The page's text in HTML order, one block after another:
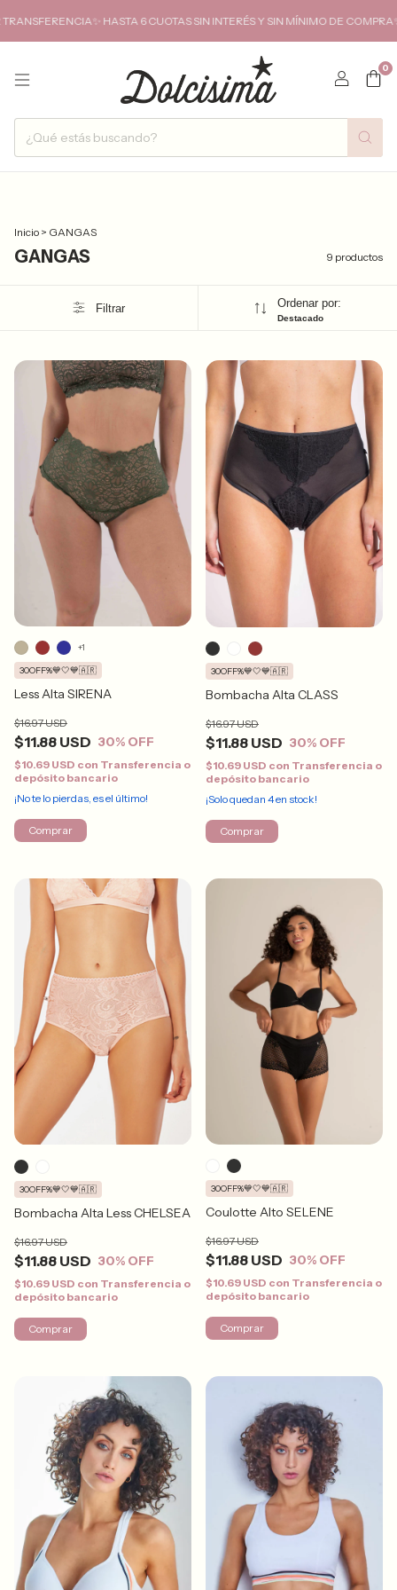
HASTA 6 CUOTAS SIN INTERÉS Y SIN MÍNIMO DE
0
Inicio > GANGAS
GANGAS 9 productos
Filtrar Ordenar por:
Destacado
Less Alta SIRENA
$11.88 USD
$16.97 USD
30% OFF
30OFF%💙🤍💙🇦🇷
$10.69 USD con Transferencia o
depósito bancario
¡No te lo pierdas, es el último!
+1
Comprar
Bombacha Alta CLASS
$11.88 USD
$16.97 USD
30% OFF
30OFF%💙🤍💙🇦🇷
$10.69 USD con Transferencia o
depósito bancario
¡Solo quedan 4en stock!
Comprar
Bombacha Alta Less CHELSEA
$11.88 USD
$16.97 USD
30% OFF
30OFF%💙🤍💙🇦🇷
$10.69 USD con Transferencia o
depósito bancario
Comprar
Coulotte Alto SELENE
$11.88 USD
$16.97 USD
30% OFF
30OFF%💙🤍💙🇦🇷
$10.69 USD con Transferencia o
depósito bancario
Comprar